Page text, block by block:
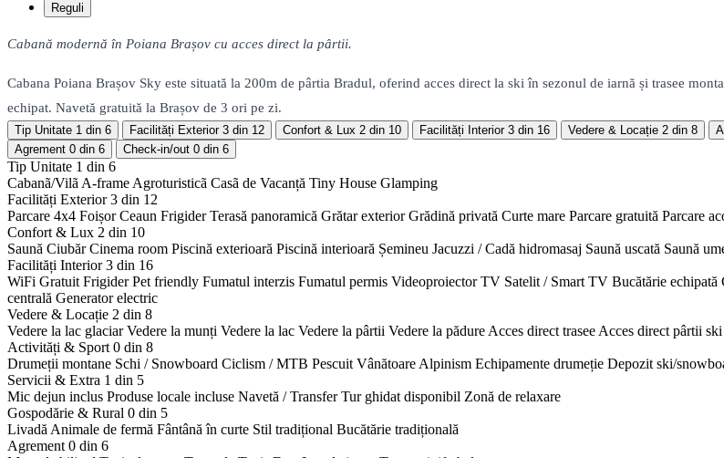
Reguli
Cabană modernă în Poiana Brașov cu acces direct la pârtii.
Cabana Poiana Brașov Sky este situată la 200m de pârtia Bradul, oferind acces direct la ski în sezonul de iarnă și trasee
echipat. Navetă gratuită la Brașov de 3 ori pe zi.
Tip Unitate 1 din 6 Facilități Exterior 3 din 12 Confort & Lux 2 din 10 Facilități Interior 3 din 16 Vedere & Locație 2 din 8
Agrement 0 din 6 Check-in/out 0 din 6
Tip Unitate 1 din 6
Cabanã/Vilã A-frame Agroturisticã Casã de Vacanță Tiny House Glamping
Facilități Exterior3 din 12
Parcare 4x4 Foișor Ceaun Frigider Terasă panoramică Grătar exterior Grădină privată Curte mare Parcare gratuită Parcare
Confort & Lux 2 din 10
Saună Ciubăr Cinema room Piscină exterioară Piscină interioară Șemineu Jacuzzi / Cadă hidromasaj Saună uscată Saună
Facilități Interior3 din 16
WiFi Gratuit Frigider Pet friendly Fumatul interzis Fumatul permis Videoproiector TV Satelit / Smart TV Bucătărie echipată
centrală Generator electric
Vedere & Locație 2 din 8
Vedere la lac glaciar Vedere la munți Vedere la lac Vedere la pârtii Vedere la pădure Acces direct trasee Acces direct pârtii ski
Activități & Sport 0 din 8
Drumeții montane Schi / Snowboard Ciclism / MTB Pescuit Vânătoare Alpinism Echipamente drumeție Depozit ski/
Servicii & Extra 1 din 5
Mic dejun inclus Produse locale incluse Navetă / Transfer Tur ghidat disponibil Zonă de relaxare
Gospodărie & Rural 0 din 5
Livadă Animale de fermă Fântână în curte Stil tradițional Bucătărie tradițională
Agrement 0 din 6